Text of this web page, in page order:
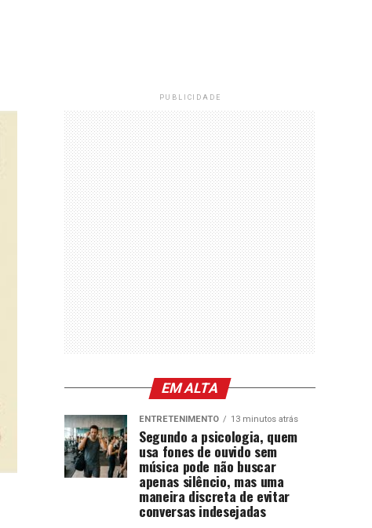
PUBLICIDADE
EM ALTA
ENTRETENIMENTO 13 minutos atrás
Segundo a psicologia, quem
usa fones de ouvido sem
música pode não buscar
apenas silêncio, mas uma
maneira discreta de evitar
conversas indesejadas